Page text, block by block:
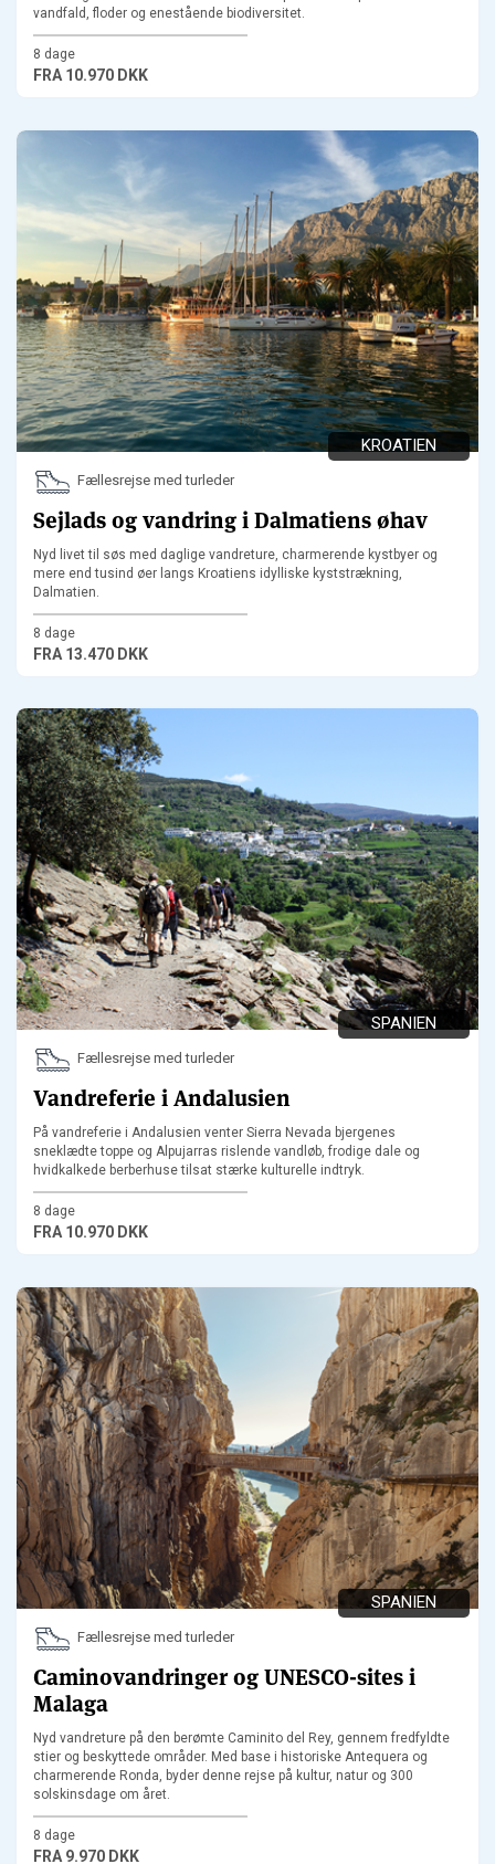
vandfald, floder og enestående biodiversitet.
8 dage
FRA 10.970 DKK
KROATIEN
Fællesrejse med turleder
Sejlads og vandring i Dalmatiens øhav
Nyd livet til søs med daglige vandreture, charmerende kystbyer og
mere end tusind øer langs Kroatiens idylliske kyststrækning,
Dalmatien.
8 dage
FRA 13.470 DKK
SPANIEN
Fællesrejse med turleder
Vandreferie i Andalusien
På vandreferie i Andalusien venter Sierra Nevada bjergenes
sneklædte toppe og Alpujarras rislende vandløb, frodige dale og
hvidkalkede berberhuse tilsat stærke kulturelle indtryk.
8 dage
FRA 10.970 DKK
SPANIEN
Fællesrejse med turleder
Caminovandringer og UNESCO-sites i
Malaga
Nyd vandreture på den berømte Caminito del Rey, gennem fredfyldte
stier og beskyttede områder. Med base i historiske Antequera og
charmerende Ronda, byder denne rejse på kultur, natur og 300
solskinsdage om året.
8 dage
FRA 9.970 DKK